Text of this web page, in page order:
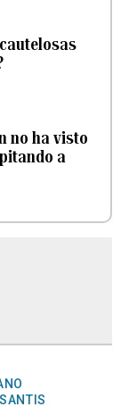
no ha visto
a